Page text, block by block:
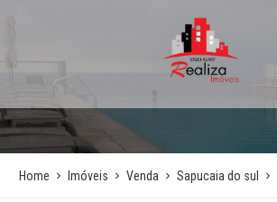
Home Imóveis Venda Sapucaia do sul